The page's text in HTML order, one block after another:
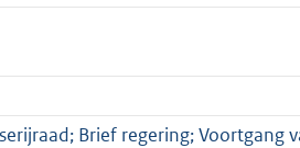
Brief regering; Voortgang